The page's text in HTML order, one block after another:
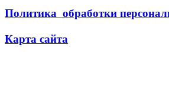
Политика обработки
Карта сайта